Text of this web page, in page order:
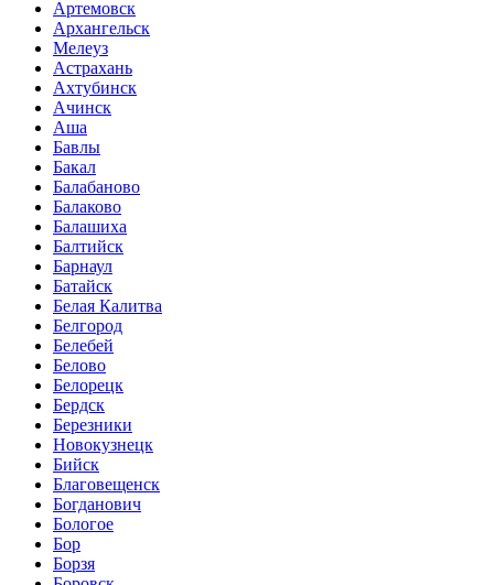
Артемовск
Архангельск
Мелеуз
Астрахань
Ахтубинск
Ачинск
Аша
Бавлы
Бакал
Балабаново
Балаково
Балашиха
Балтийск
Барнаул
Батайск
Белая Калитва
Белгород
Белебей
Белово
Белорецк
Бердск
Березники
Новокузнецк
Бийск
Благовещенск
Богданович
Бологое
Бор
Борзя